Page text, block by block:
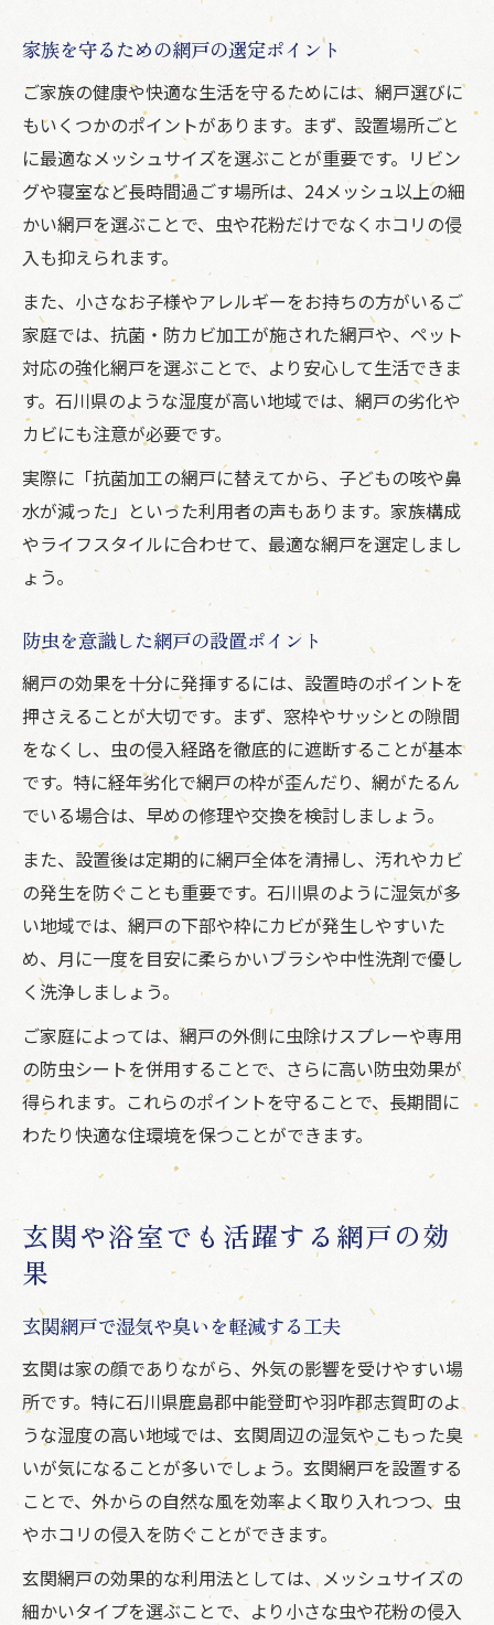
家族を守るための網戸の選定ポイント
ご家族の健康や快適な生活を守るためには、網戸選びに
もいくつかのポイントがあります。まず、設置場所ごと
に最適なメッシュサイズを選ぶことが重要です。リビン
グや寝室など長時間過ごす場所は、24メッシュ以上の細
かい網戸を選ぶことで、虫や花粉だけでなくホコリの侵
入も抑えられます。
また、小さなお子様やアレルギーをお持ちの方がいるご
家庭では、抗菌・防カビ加工が施された網戸や、ペット
対応の強化網戸を選ぶことで、より安心して生活できま
す。石川県のような湿度が高い地域では、網戸の劣化や
カビにも注意が必要です。
実際に「抗菌加工の網戸に替えてから、子どもの咳や鼻
水が減った」といった利用者の声もあります。家族構成
やライフスタイルに合わせて、最適な網戸を選定しまし
ょう。
防虫を意識した網戸の設置ポイント
網戸の効果を十分に発揮するには、設置時のポイントを
押さえることが大切です。まず、窓枠やサッシとの隙間
をなくし、虫の侵入経路を徹底的に遮断することが基本
です。特に経年劣化で網戸の枠が歪んだり、網がたるん
でいる場合は、早めの修理や交換を検討しましょう。
また、設置後は定期的に網戸全体を清掃し、汚れやカビ
の発生を防ぐことも重要です。石川県のように湿気が多
い地域では、網戸の下部や枠にカビが発生しやすいた
め、月に一度を目安に柔らかいブラシや中性洗剤で優し
く洗浄しましょう。
ご家庭によっては、網戸の外側に虫除けスプレーや専用
の防虫シートを併用することで、さらに高い防虫効果が
得られます。これらのポイントを守ることで、長期間に
わたり快適な住環境を保つことができます。
玄関や浴室でも活躍する網戸の効
果
玄関網戸で湿気や臭いを軽減する工夫
玄関は家の顔でありながら、外気の影響を受けやすい場
所です。特に石川県鹿島郡中能登町や羽咋郡志賀町のよ
うな湿度の高い地域では、玄関周辺の湿気やこもった臭
いが気になることが多いでしょう。玄関網戸を設置する
ことで、外からの自然な風を効率よく取り入れつつ、虫
やホコリの侵入を防ぐことができます。
玄関網戸の効果的な利用法としては、メッシュサイズの
細かいタイプを選ぶことで、より小さな虫や花粉の侵入